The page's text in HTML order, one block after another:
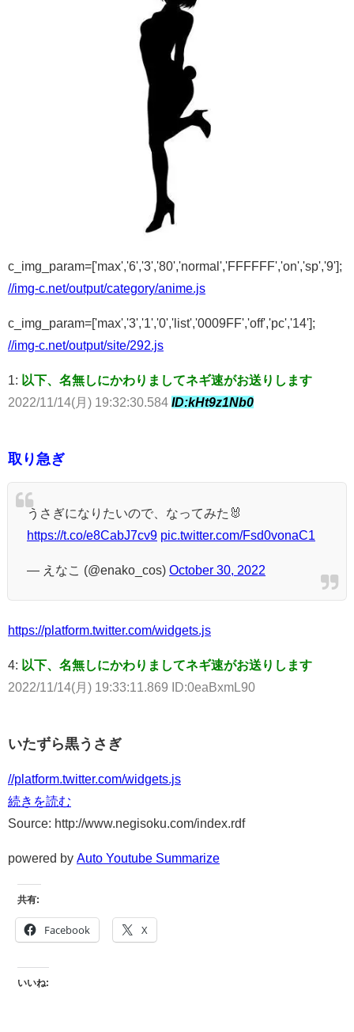
c_img_param=['max','6','3','80','normal','FFFFFF','on','sp','9'];
//img-c.net/output/category/anime.js
c_img_param=['max','3','1','0','list','0009FF','off','pc','14'];
//img-c.net/output/site/292.js
1: 以下、名無しにかわりましてネギ速がお送りします
2022/11/14(月) 19:32:30.584 ID:kHt9z1Nb0
取り急ぎ
うさぎになりたいので、なってみた🐰
https://t.co/e8CabJ7cv9 pic.twitter.com/Fsd0vonaC1
— えなこ (@enako_cos) October 30, 2022
https://platform.twitter.com/widgets.js
4: 以下、名無しにかわりましてネギ速がお送りします
2022/11/14(月) 19:33:11.869 ID:0eaBxmL90
いたずら黒うさぎ
//platform.twitter.com/widgets.js
続きを読む
Source: http://www.negisoku.com/index.rdf
powered by Auto Youtube Summarize
共有:
Facebook X
いいね: